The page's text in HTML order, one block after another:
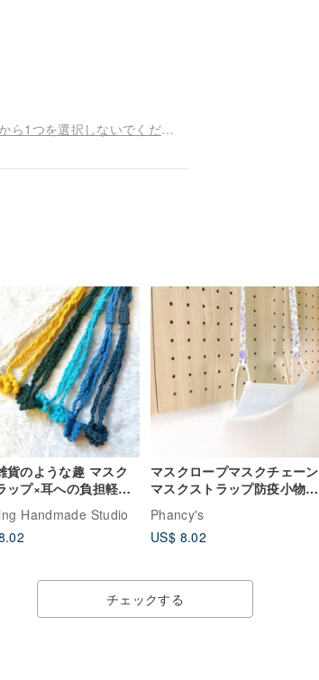
熱い販売の花言葉愛表現ドライフラワーガラス試験管、在庫から1つを選択しないでください
貨のような趣 マスク
ップ×耳への負担軽減
2WAY 自由調整可能
トHandmade Studio
マスクロープマスクチェーン
マスクストラップ防疫小物-
バイオレットガーデン-手作
り
Phancy's
US$ 8.02
チェックする